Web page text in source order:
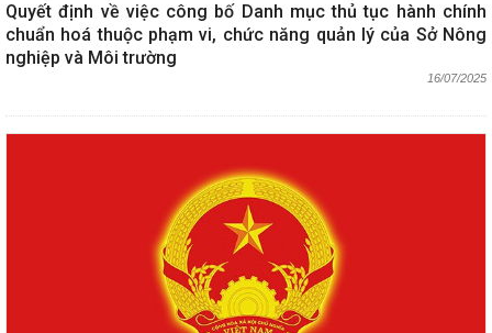
Quyết định về việc công bố Danh mục thủ tục hành chính
chuẩn hoá thuộc phạm vi, chức năng quản lý của Sở Nông
nghiệp và Môi trường
16/07/2025